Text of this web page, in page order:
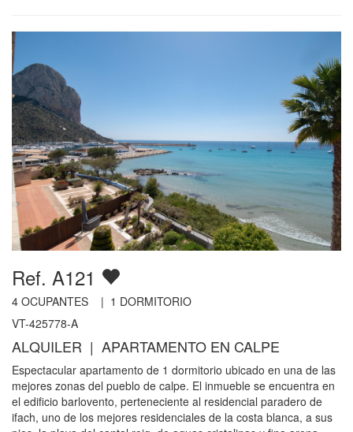
Ref. A121
4 OCUPANTES | 1 DORMITORIO
VT-425778-A
ALQUILER | APARTAMENTO EN CALPE
Espectacular apartamento de 1 dormitorio ubicado en una de las
mejores zonas del pueblo de calpe. El inmueble se encuentra en
el edificio barlovento, perteneciente al residencial paradero de
ifach, uno de los mejores residenciales de la costa blanca, a sus